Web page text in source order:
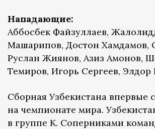
Нападающие:
Аббосбек Файзуллаев,
Машарипов, Достон Хамдамов,
Руслан Жиянов, Азиз Амонов,
Темиров, Игорь Сергеев,
Сборная Узбекистана впервые
на чемпионате мира.
в группе K. Соперниками